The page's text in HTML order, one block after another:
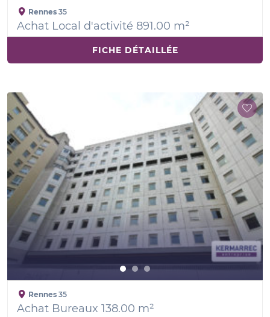
Rennes 35
Achat Local d'activité 891.00 m²
FICHE DÉTAILLÉE
Rennes 35
Achat Bureaux 138.00 m²